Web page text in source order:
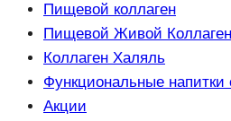
Пищевой коллаген
Пищевой Живой Коллаген
Коллаген Халяль
Функциональные
Акции